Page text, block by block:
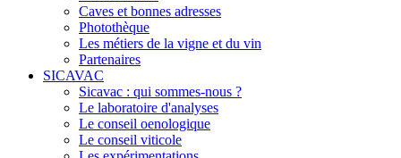
Caves et bonnes adresses
Photothèque
Les métiers de la vigne et du vin
Partenaires
SICAVAC
Sicavac : qui sommes-nous ?
Le laboratoire d'analyses
Le conseil oenologique
Le conseil viticole